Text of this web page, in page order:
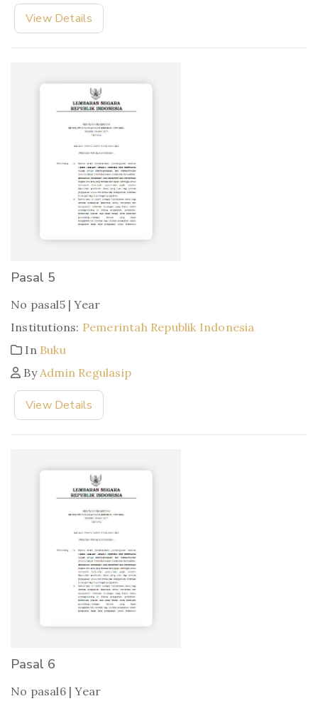
View Details
Pasal 5
No pasal5 | Year
Institutions: Pemerintah Republik Indonesia
In Buku
ByAdmin Regulasip
View Details
Pasal 6
No pasal6 | Year